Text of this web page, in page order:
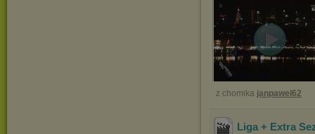
z chomika janpawel62
Liga + Extra